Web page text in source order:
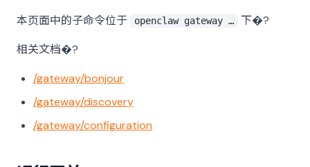
本页面中的子命令位于
openclaw gateway …
下�?
相关文档�?
/gateway/bonjour
/gateway/discovery
/gateway/configuration